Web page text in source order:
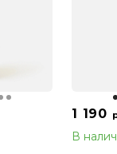
1 190
В